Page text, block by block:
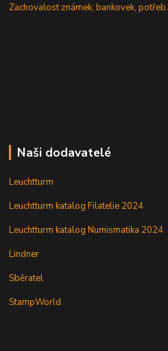
Zachovalost známek, bankovek, potřeb.
Naši dodavatelé
Leuchtturm
Leuchtturm katalog Filatelie 2024
Leuchtturm katalog Numismatika 2024
Lindner
Sběratel
StampWorld